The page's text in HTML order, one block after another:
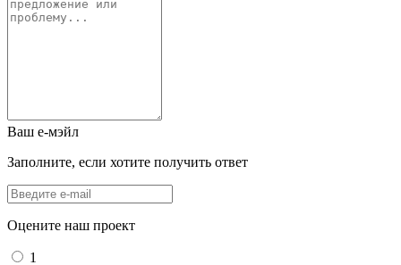
Ваш е-мэйл
Заполните, если хотите получить ответ
Оцените наш проект
1